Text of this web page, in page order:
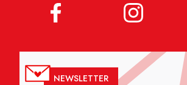
NEWSLETTER